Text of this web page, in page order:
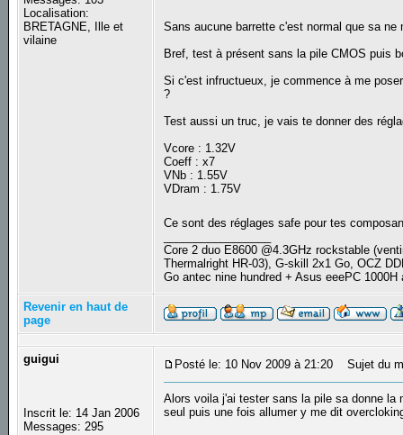
Localisation:
BRETAGNE, Ille et
vilaine
Sans aucune barrette c'est normal que sa
Bref, test à présent sans la pile CMOS puis
Si c'est infructueux, je commence à me
?
Test aussi un truc, je vais te donner des
Vcore : 1.32V
Coeff : x7
VNb : 1.55V
VDram : 1.75V
Ce sont des réglages safe pour tes
Core 2 duo E8600 @4.3GHz rockstable
Thermalright HR-03), G-skill 2x1 Go, OCZ
Go antec nine hundred + Asus eeePC
Revenir en haut de
page
guigui
Inscrit le: 14 Jan 2006
Messages: 295
Posté le: 10 Nov 2009 à 21:20 Sujet du
Alors voila j'ai tester sans la pile sa donne
seul puis une fois allumer y me dit